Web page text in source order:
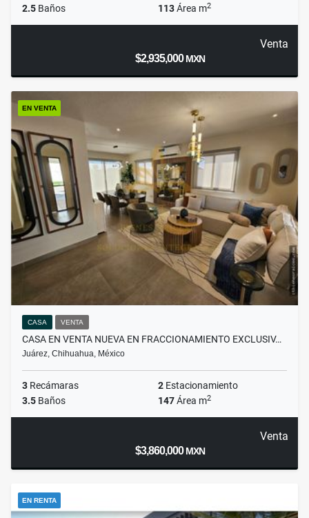
2.5 Baños 113Área m2
Venta
$2,935,000MXN
EN VENTA
CASA VENTA
CASA EN VENTA NUEVA EN FRACCIONAMIENTO EXCLUSIV…
Juárez, Chihuahua, México
3 Recámaras 2 Estacionamiento
3.5 Baños 147Área m2
Venta
$3,860,000MXN
EN RENTA